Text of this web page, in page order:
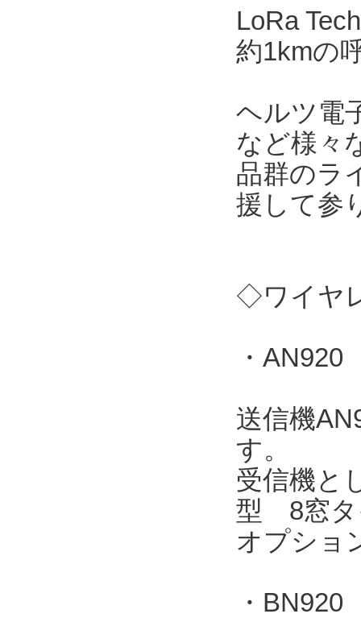
LoRa
約1kmの
ヘルツ電
など様々
品群のラ
援して参
◇ワイヤ
・AN920
送信機
す。
受信機と
型 8窓タ
オプショ
・BN920